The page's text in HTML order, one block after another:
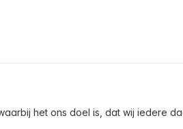
het ons doel is, dat wij iedere